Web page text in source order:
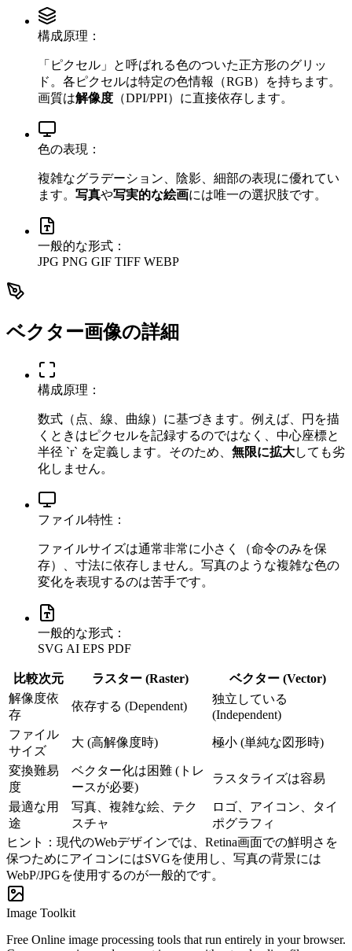
構成原理：
「ピクセル」と呼ばれる色のついた正方形のグリッ
ド。各ピクセルは特定の色情報（RGB）を持ちます。
画質は解像度 （DPI/PPI）に直接依存します。
色の表現：
複雑なグラデーション、陰影、細部の表現に優れてい
ます。 写真や写実的な絵画には唯一の選択肢です。
一般的な形式：
JPG PNG GIF TIFF WEBP
ベクター画像の詳細
構成原理：
数式（点、線、曲線）に基づきます。例えば、円を描
くときはピクセルを記録するのではなく、中心座標と
半径 `r` を定義します。そのため、 無限に拡大しても劣
化しません。
ファイル特性：
ファイルサイズは通常非常に小さく（命令のみを保
存）、寸法に依存しません。写真のような複雑な色の
変化を表現するのは苦手です。
一般的な形式：
SVG AI EPS PDF
比較次元 ラスター (Raster)
ベクター (Vector)
解像度依
存
依存する (Dependent)
独立している
(Independent)
ファイル
サイズ
大 (高解像度時) 極小 (単純な図形時)
変換難易
度
ベクター化は困難 (トレ
ースが必要)
ラスタライズは容易
最適な用
途
写真、複雑な絵、テク
スチャ
ロゴ、アイコン、タイ
ポグラフィ
ヒント：現代のWebデザインでは、Retina画面での鮮明さを
保つためにアイコンにはSVGを使用し、写真の背景には
WebP/JPGを使用するのが一般的です。
Image Toolkit
Free Online image processing tools that run entirely in your browser.